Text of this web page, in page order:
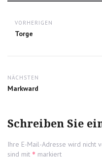
navigation
VORHERIGEN
Previous
Torge
NÄCHSTEN
Next
Markward
Schreiben Sie
Ihre E-Mail-Adresse wird nicht
sind mit * markiert